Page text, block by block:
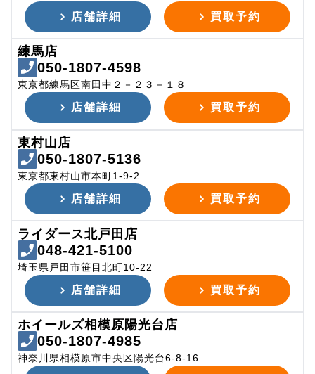
店舗詳細 買取予約
練馬店
050-1807-4598
東京都練馬区南田中２－２３－１８
店舗詳細 買取予約
東村山店
050-1807-5136
東京都東村山市本町1-9-2
店舗詳細 買取予約
ライダース北戸田店
048-421-5100
埼玉県戸田市笹目北町10-22
店舗詳細 買取予約
ホイールズ相模原陽光台店
050-1807-4985
神奈川県相模原市中央区陽光台6-8-16